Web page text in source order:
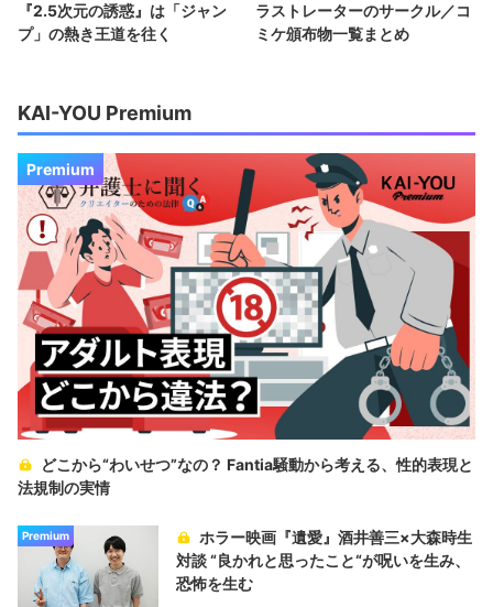
『2.5次元の誘惑』は「ジャン
プ」の熱き王道を往く
ラストレーターのサークル／コ
ミケ頒布物一覧まとめ
KAI-YOU Premium
Premium
どこから“わいせつ”なの？ Fantia騒動から考える、性的表現と
法規制の実情
Premium
ホラー映画『遺愛』酒井善三×大森時生
対談 “良かれと思ったこと“が呪いを生み、
恐怖を生む